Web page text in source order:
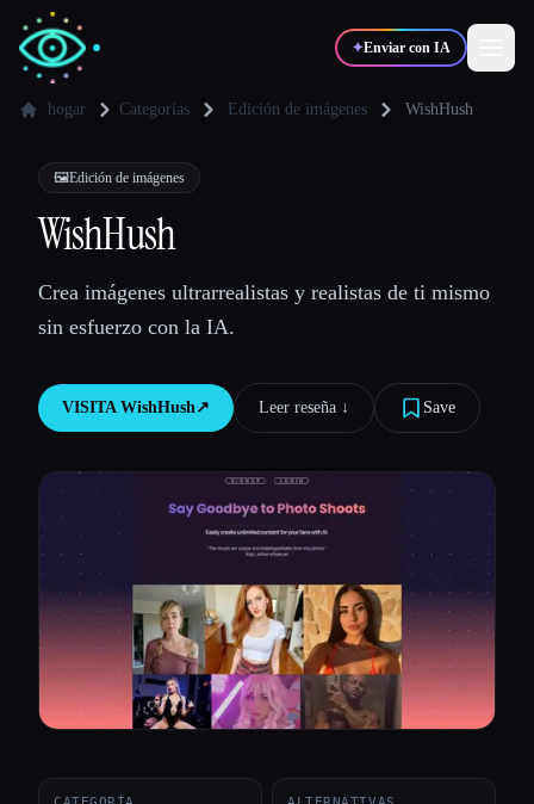
✦Enviar con IA
✍️Escritores
💻
🎓Estudiantes
Comparar herramientas
Todas las categorías
Acerca de
hogar Categorías Edición de imágenes WishHush
🖼️Edición de imágenes
WishHush
Crea imágenes ultrarrealistas y realistas de ti mismo
sin esfuerzo con la IA.
VISITA WishHush↗︎ Leer reseña ↓︎ Save